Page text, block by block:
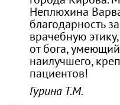
Неплюхина
благодарность
врачебную
от бога,
наилучшего,
пациентов!
Гурина Т.М.